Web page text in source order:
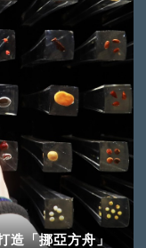
造「挪亞方舟」